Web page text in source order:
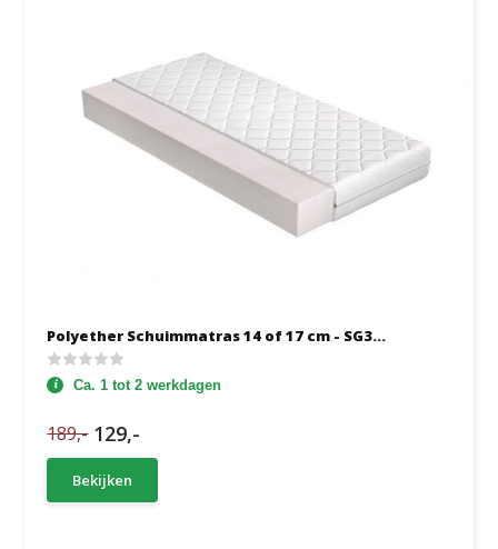
Polyether Schuimmatras 14 of 17 cm - SG3...
Ca. 1 tot 2 werkdagen
189,- 129,-
Bekijken